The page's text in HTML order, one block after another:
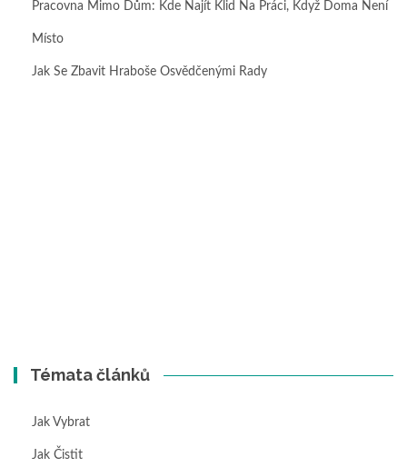
Pracovna Mimo Dům: Kde Najít Klid Na Práci, Když Doma Není
Místo
Jak Se Zbavit Hraboše Osvědčenými Rady
Témata článků
Jak Vybrat
Jak Čistit